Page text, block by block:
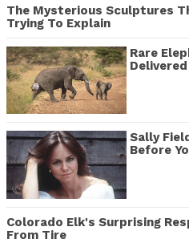
The Mysterious Sculptures
Trying To Explain
Rare
Sally
Before
Colorado Elk's Surprising
From Tire